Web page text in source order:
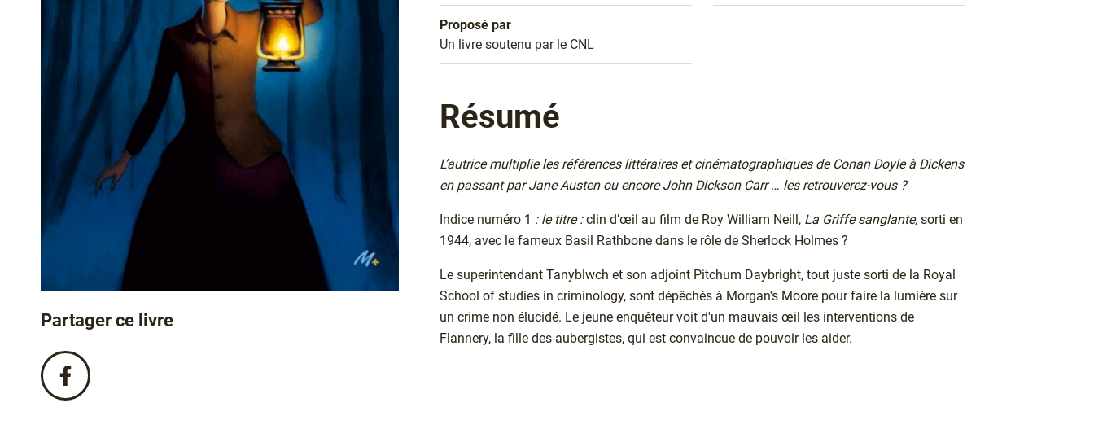
Partager ce livre
Partagez
ce
Proposé par
Sélection
Un livre soutenu par le CNL
Résumé
L’autrice multiplie les références littéraires et cinématographiques de Conan Doyle à Dickens
en passant par Jane Austen ou encore John Dickson Carr… les retrouverez-vous ?
Indice numéro 1 : le titre :clin d’œil au film de Roy William Neill, La Griffe sanglante, sorti en
1944, avec le fameux Basil Rathbone dans le rôle de Sherlock Holmes ?
Le superintendant Tanyblwch et son adjoint Pitchum Daybright, tout juste sorti de la Royal
School of studies in criminology, sont dépêchés à Morgan's Moore pour faire la lumière sur
un crime non élucidé. Le jeune enquêteur voit d'un mauvais œil les interventions de
Flannery, la fille des aubergistes, qui est convaincue de pouvoir les aider.